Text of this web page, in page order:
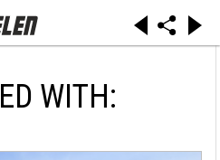
WITH: